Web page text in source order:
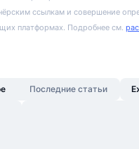
ссылкам и совершение
платформах. Подробнее см.
Последние статьи